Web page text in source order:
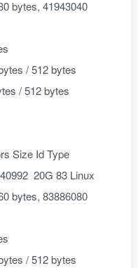
bytes, 41943040
/ 512 bytes
/ 512 bytes
Size Id Type
20G 83 Linux
bytes, 83886080
/ 512 bytes